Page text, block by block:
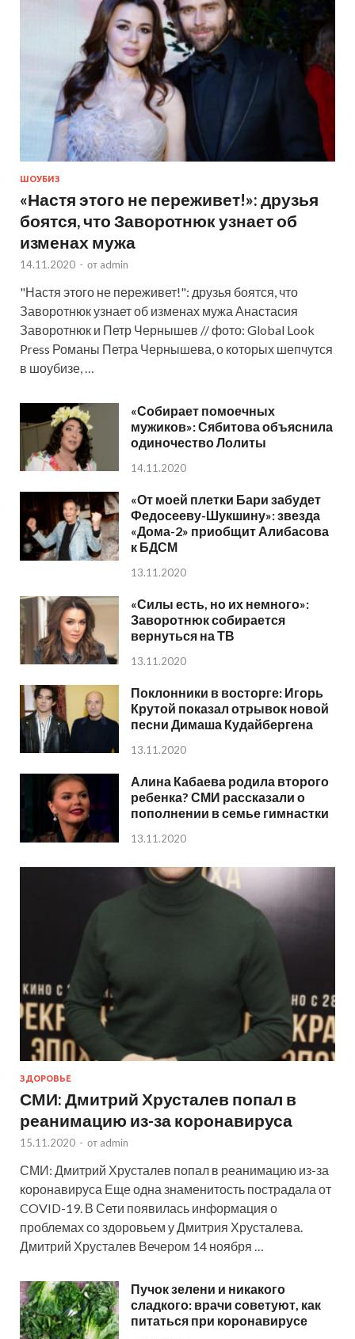
ШОУБИЗ
«Настя этого не переживет!»: друзья
боятся, что Заворотнюк узнает об
изменах мужа
14.11.2020 - от admin
"Настя этого не переживет!": друзья боятся, что
Заворотнюк узнает об изменах мужа Анастасия
Заворотнюк и Петр Чернышев // фото: Global Look
Press Романы Петра Чернышева, о которых шепчутся
в шоубизе, …
«Собирает помоечных
мужиков»: Сябитова объяснила
одиночество Лолиты
14.11.2020
«От моей плетки Бари забудет
Федосееву-Шукшину»: звезда
«Дома-2» приобщит Алибасова
к БДСМ
13.11.2020
«Силы есть, но их немного»:
Заворотнюк собирается
вернуться на ТВ
13.11.2020
Поклонники в восторге: Игорь
Крутой показал отрывок новой
песни Димаша Кудайбергена
13.11.2020
Алина Кабаева родила второго
ребенка? СМИ рассказали о
пополнении в семье гимнастки
13.11.2020
ЗДОРОВЬЕ
СМИ: Дмитрий Хрусталев попал в
реанимацию из-за коронавируса
15.11.2020 - от admin
СМИ: Дмитрий Хрусталев попал в реанимацию из-за
коронавируса Еще одна знаменитость пострадала от
COVID-19. В Сети появилась информация о
проблемах со здоровьем у Дмитрия Хрусталева.
Дмитрий Хрусталев Вечером 14 ноября …
Пучок зелени и никакого
сладкого: врачи советуют, как
питаться при коронавирусе